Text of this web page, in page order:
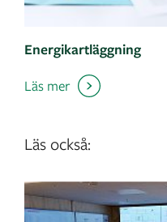
Energikartläggning
Läs mer
Läs också: